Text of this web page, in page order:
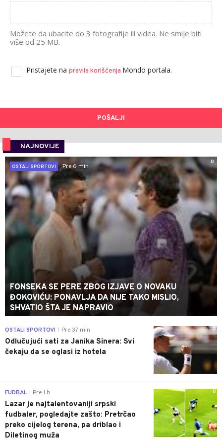
Možete da ubacite do 3 fotografije ili videa. Ne smije biti
više od 25 MB.
Pristajete na pravila korišćenja Mondo portala.
POŠALJI
NAJNOVIJE
0
OSTALI SPORTOVI
Pre 6 min
FONSEKA SE PERE ZBOG IZJAVE O NOVAKU
ĐOKOVIĆU: PONAVLJA DA NIJE TAKO MISLIO,
SHVATIO ŠTA JE NAPRAVIO
0
OSTALI SPORTOVI Pre 37 min
Odlučujući sati za Janika Sinera: Svi
čekaju da se oglasi iz hotela
0
FUDBAL Pre 1 h
Lazar je najtalentovaniji srpski
fudbaler, pogledajte zašto: Pretrčao
preko cijelog terena, pa driblao i
Diletinog muža